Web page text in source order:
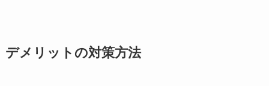
デメリットの対策方法